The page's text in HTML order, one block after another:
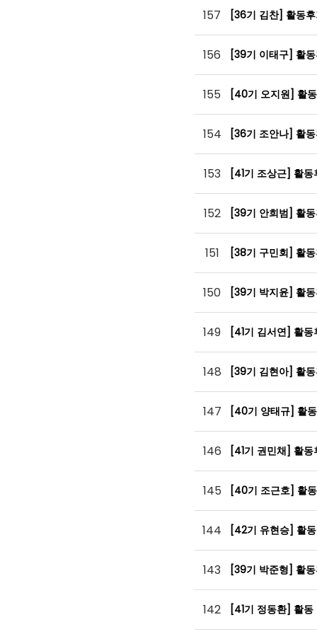
157 [36기 김찬] 활동
156 [39기 이태구] 활
155 [40기 오지원] 활
154 [36기 조안나] 활
153 [41기 조상근] 활
152 [39기 안희범] 활
151 [38기 구민회] 활
150 [39기 박지윤] 활
149 [41기 김서연] 활
148 [39기 김현아] 활
147 [40기 양태규] 활
146 [41기 권민채] 활
145 [40기 조근호] 활
144 [42기 유현승] 활
143 [39기 박준형] 활
142 [41기 정동환] 활